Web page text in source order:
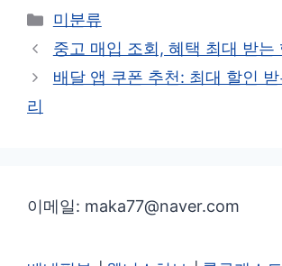
카
테
고
리
미분류
중고 매입 조회, 혜택 최대 받는
배달 앱 쿠폰 추천: 최대 할인
리
이메일: maka77@naver.com